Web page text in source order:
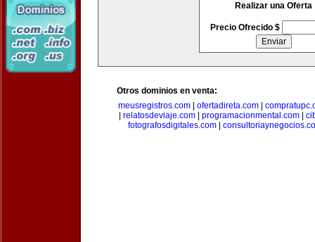
Realizar una Oferta
Precio Ofrecido $
Otros dominios en venta:
meusregistros.com| ofertadireta.com|
relatosdeviaje.com| programacionmental.com|
fotografosdigitales.com